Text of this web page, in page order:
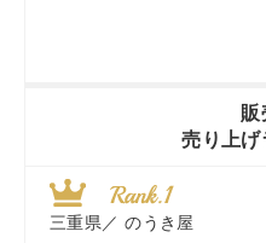
販
売り上
三重県／ のうき屋